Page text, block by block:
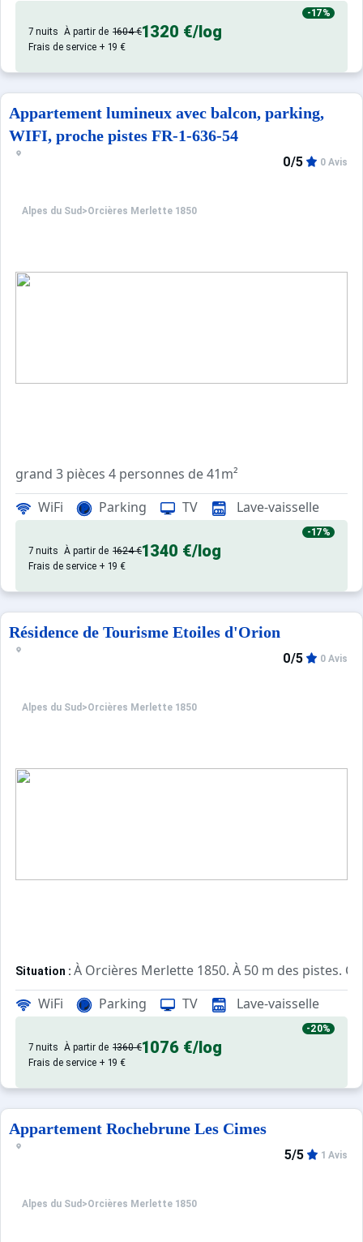
-17%
7 nuits À partir de 1604 €1320 €/log
Frais de service + 19 €
Appartement lumineux avec balcon, parking,
WIFI, proche pistes FR-1-636-54
Alpes du Sud >Orcières Merlette 1850
0/5 0 Avis
grand 3 pièces 4 personnes de 41m²
Résidence de qualité avec ascenseur et laverie, située
4 couchages:
Chambre 1 : 1 lit deux places
Chambre 2 : 2 lits simples
Séjour: canapé neuf, tv, table
Emplacement parking couvert n°51 (entrée - 1 face
Situation sur le plan G20
- kit linge de toilette ( 1 drap de bain + 1 serviette)
- kit bébé ( lit + matelas + chaise haute )
- ménage fin de séjour
- kit draps/ taie (lit simple 2 draps + taie)
- kit draps/ taies (lit double 2 draps + 2 taies)
Seuls les équipements mentionnés spécifiquement
WiFi Parking TV Lave-vaisselle
-17%
7 nuits À partir de 1624 €1340 €/log
Frais de service + 19 €
Résidence de Tourisme Etoiles d'Orion
Alpes du Sud >Orcières Merlette 1850
0/5 0 Avis
Situation : À Orcières Merlette 1850. À 50 m des pistes.
Résidence de Tourisme : de qualité, de 32 m² avec balcon,
WiFi Parking TV Lave-vaisselle
-20%
7 nuits À partir de 1360 €1076 €/log
Frais de service + 19 €
Appartement Rochebrune Les Cimes
Alpes du Sud >Orcières Merlette 1850
5/5 1 Avis